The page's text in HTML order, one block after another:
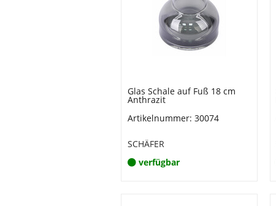
Glas Schale auf Fuß 18 cm
Anthrazit
Artikelnummer: 30074
SCHÄFER
verfügbar